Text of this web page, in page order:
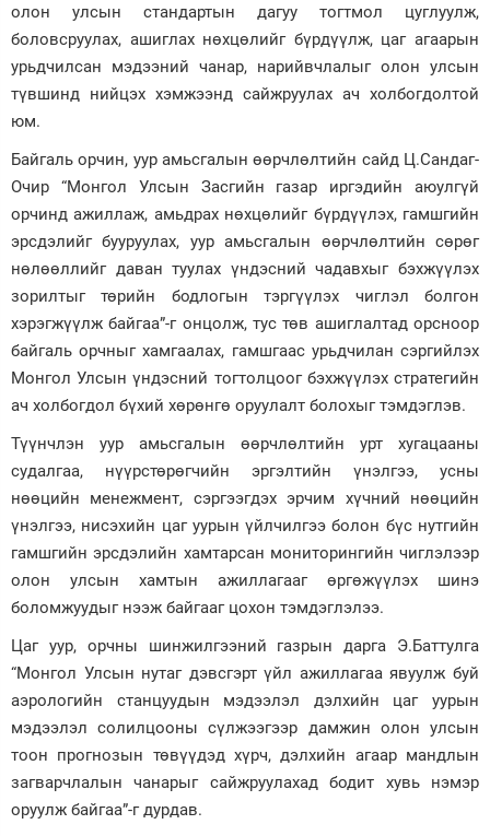
олон улсын стандартын дагуу тогтмол цуглуулж,
боловсруулах, ашиглах нөхцөлийг бүрдүүлж, цаг агаарын
урьдчилсан мэдээний чанар, нарийвчлалыг олон улсын
түвшинд нийцэх хэмжээнд сайжруулах ач холбогдолтой
юм.
Байгаль орчин, уур амьсгалын өөрчлөлтийн сайд Ц.Сандаг-
Очир “Монгол Улсын Засгийн газар иргэдийн аюулгүй
орчинд ажиллаж, амьдрах нөхцөлийг бүрдүүлэх, гамшгийн
эрсдэлийг бууруулах, уур амьсгалын өөрчлөлтийн сөрөг
нөлөөллийг даван туулах үндэсний чадавхыг бэхжүүлэх
зорилтыг төрийн бодлогын тэргүүлэх чиглэл болгон
хэрэгжүүлж байгаа”-г онцолж, тус төв ашиглалтад орсноор
байгаль орчныг хамгаалах, гамшгаас урьдчилан сэргийлэх
Монгол Улсын үндэсний тогтолцоог бэхжүүлэх стратегийн
ач холбогдол бүхий хөрөнгө оруулалт болохыг тэмдэглэв.
Түүнчлэн уур амьсгалын өөрчлөлтийн урт хугацааны
судалгаа, нүүрстөрөгчийн эргэлтийн үнэлгээ, усны
нөөцийн менежмент, сэргээгдэх эрчим хүчний нөөцийн
үнэлгээ, нисэхийн цаг уурын үйлчилгээ болон бүс нутгийн
гамшгийн эрсдэлийн хамтарсан мониторингийн чиглэлээр
олон улсын хамтын ажиллагааг өргөжүүлэх шинэ
боломжуудыг нээж байгааг цохон тэмдэглэлээ.
Цаг уур, орчны шинжилгээний газрын дарга Э.Баттулга
“Монгол Улсын нутаг дэвсгэрт үйл ажиллагаа явуулж буй
аэрологийн станцуудын мэдээлэл дэлхийн цаг уурын
мэдээлэл солилцооны сүлжээгээр дамжин олон улсын
тоон прогнозын төвүүдэд хүрч, дэлхийн агаар мандлын
загварчлалын чанарыг сайжруулахад бодит хувь нэмэр
оруулж байгаа”-г дурдав.